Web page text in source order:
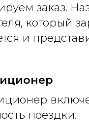
заказ.
который
и
поездки.